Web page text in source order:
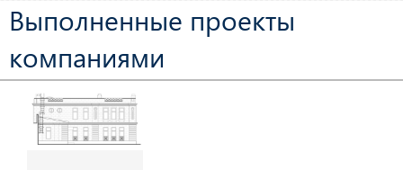
Выполненные проекты
компаниями